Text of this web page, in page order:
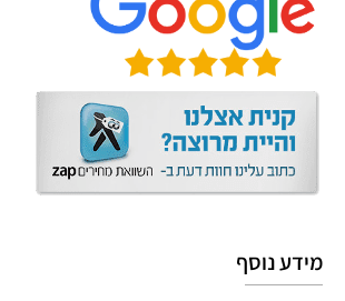
מידע נוסף